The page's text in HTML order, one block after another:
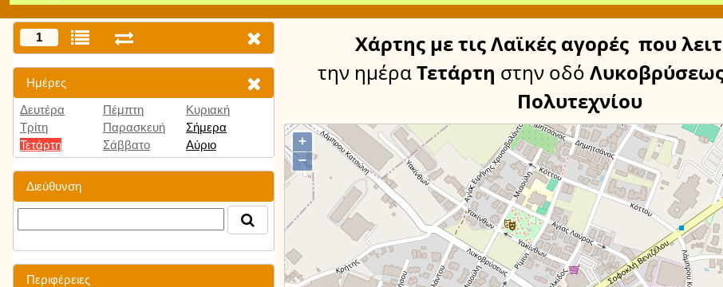
1
Ημέρες
Δευτέρα
Τρίτη
Τετάρτη
Πέμπτη
Παρασκευή
Σάββατο
Κυριακή
Σήμερα
Αύριο
Διεύθυνση
Περιφέρειες
Χάρτης με τις Λαϊκές αγορές που
την ημέραΤετάρτη στην οδό
Πολυτεχνίου
+
−